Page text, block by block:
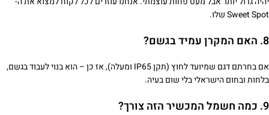
Sweet Spot שלו.
8. האם המקרן עמיד בגשם?
אם בחרתם דגם שמיועד לחוץ (תקן IP65 ומעלה), אז כן – הוא בנוי לעבוד בגשם,
בלחות ובחום הישראלי בלי שום בעיה.
9. כמה חשמל המכשיר הזה צורך?